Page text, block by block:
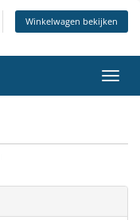
Winkelwagen bekijken